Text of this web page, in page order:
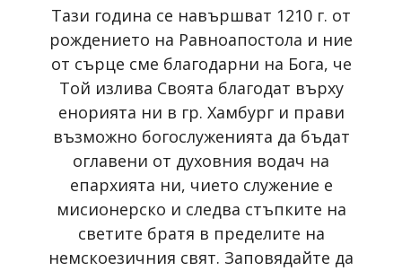
Тази година се навършват 1210 г. от
рождението на Равноапостола и ние
от сърце сме благодарни на Бога, че
Той излива Своята благодат върху
енорията ни в гр. Хамбург и прави
възможно богослуженията да бъдат
оглавени от духовния водач на
епархията ни, чието служение е
мисионерско и следва стъпките на
светите братя в пределите на
немскоезичния свят. Заповядайте да